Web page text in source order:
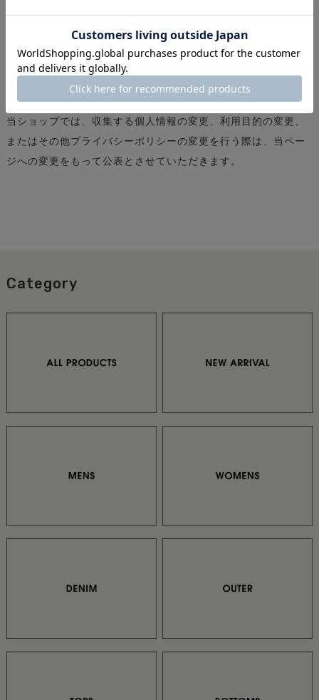
9.プライバシーポリシーの変更
当ショップでは、収集する個人情報の変更、利用目的の変更、
またはその他プライバシーポリシーの変更を行う際は、当ペー
ジへの変更をもって公表とさせていただきます。
Category